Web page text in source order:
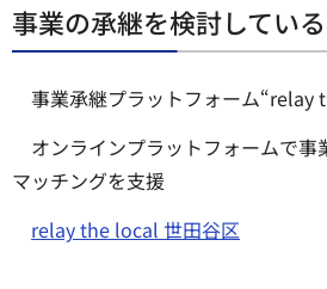
事業の承継を検討してい
事業承継プラットフォーム“relay
オンラインプラットフォームで事
マッチングを支援
relay the local 世田谷区